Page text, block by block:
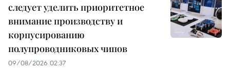
следует уделить приоритетное
внимание производству и
корпусированию
полупроводниковых чипов
09/08/2026 02:37